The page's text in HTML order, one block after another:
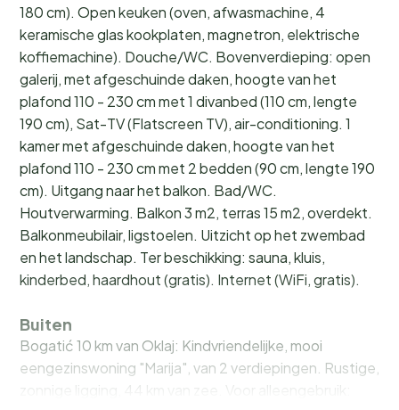
180 cm). Open keuken (oven, afwasmachine, 4
keramische glas kookplaten, magnetron, elektrische
koffiemachine). Douche/WC. Bovenverdieping: open
galerij, met afgeschuinde daken, hoogte van het
plafond 110 - 230 cm met 1 divanbed (110 cm, lengte
190 cm), Sat-TV (Flatscreen TV), air-conditioning. 1
kamer met afgeschuinde daken, hoogte van het
plafond 110 - 230 cm met 2 bedden (90 cm, lengte 190
cm). Uitgang naar het balkon. Bad/WC.
Houtverwarming. Balkon 3 m2, terras 15 m2, overdekt.
Balkonmeubilair, ligstoelen. Uitzicht op het zwembad
en het landschap. Ter beschikking: sauna, kluis,
kinderbed, haardhout (gratis). Internet (WiFi, gratis).
Buiten
Bogatić 10 km van Oklaj: Kindvriendelijke, mooi
eengezinswoning "Marija", van 2 verdiepingen. Rustige,
zonnige ligging, 44 km van zee. Voor alleengebruik: